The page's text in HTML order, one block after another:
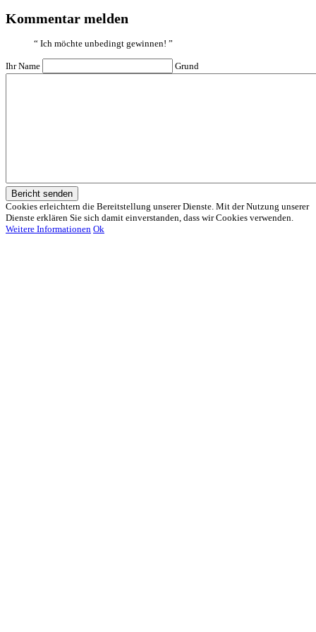
Kommentar melden
“ Ich möchte unbedingt gewinnen! ”
Ihr Name Grund
Bericht senden
Cookies erleichtern die Bereitstellung unserer Dienste. Mit der Nutzung unserer
Dienste erklären Sie sich damit einverstanden, dass wir Cookies verwenden.
Weitere Informationen Ok